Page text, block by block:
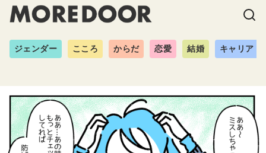
ジェンダー こころ からだ 恋愛 結婚 キャリア